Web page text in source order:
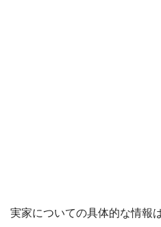
実家についての具体的な情報